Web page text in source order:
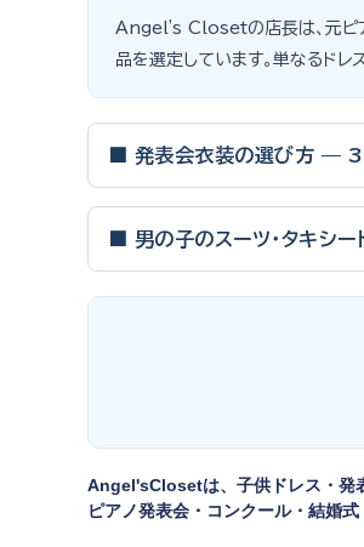
Angel's Closetの店長は、元ピア
品を選定しています。単なるドレ
■ 発表会衣装の選び方 — 3
ピアノ発表会・バイオリン発表会
一度きりの特別な日は、その瞬間
発表会の舞台は照明が強く、客席
す。またピアノ演奏なら落ち着い
■ 男の子のスーツ・タキシ
Angel'sClosetは、子供ドレス・発
ピアノ発表会・コンクール・結婚